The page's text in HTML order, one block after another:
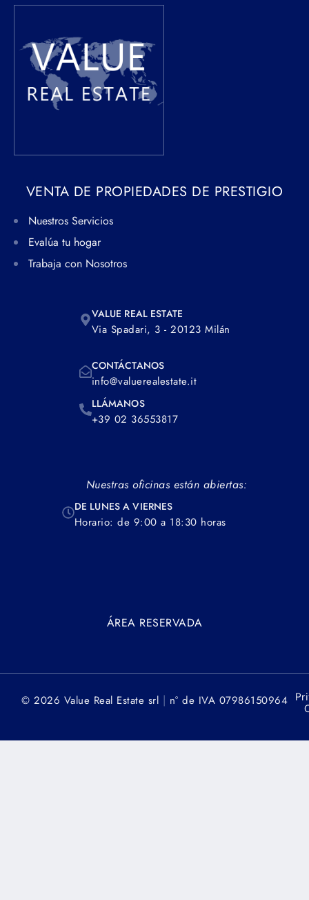
VENTA DE PROPIEDADES DE PRESTIGIO
Nuestros Servicios
Evalúa tu hogar
Trabaja con Nosotros
VALUE REAL ESTATE
Via Spadari, 3 - 20123 Milán
CONTÁCTANOS
info@valuerealestate.it
LLÁMANOS
+39 02 36553817
Nuestras oficinas están abiertas:
DE LUNES A VIERNES
Horario: de 9:00 a 18:30 horas
ÁREA RESERVADA
© 2026 Value Real Estate srl | n° de IVA 07986150964